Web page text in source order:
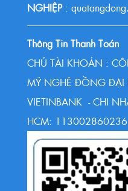
NGHIỆP :
Thông Tin Thanh Toán
CHỦ TÀI KHOẢN :
MỸ NGHỆ ĐỒNG ĐẠI
VIETINBANK - CHI
HCM: 113002860236